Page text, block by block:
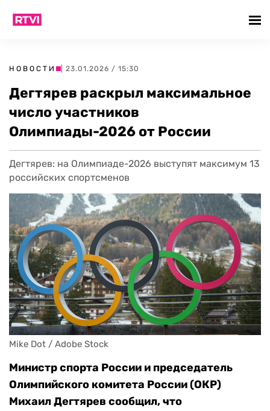
НОВОСТИ | 23.01.2026 / 15:30
Дегтярев раскрыл максимальное
число участников
Олимпиады-2026 от России
Дегтярев: на Олимпиаде-2026 выступят максимум 13
российских спортсменов
Mike Dot / Adobe Stock
Министр спорта России и председатель
Олимпийского комитета России (ОКР)
Михаил Дегтярев сообщил, что